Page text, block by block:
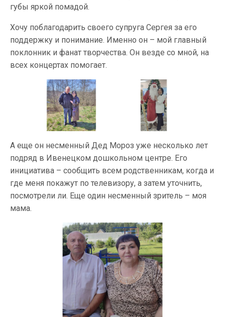
губы яркой помадой.
Хочу поблагодарить своего супруга Сергея за его
поддержку и понимание. Именно он – мой главный
поклонник и фанат творчества. Он везде со мной, на
всех концертах помогает.
А еще он несменный Дед Мороз уже несколько лет
подряд в Ивенецком дошкольном центре. Его
инициатива – сообщить всем родственникам, когда и
где меня покажут по телевизору, а затем уточнить,
посмотрели ли. Еще один несменный зритель – моя
мама.